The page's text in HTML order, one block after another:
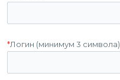
*Логин (минимум 3 символа)